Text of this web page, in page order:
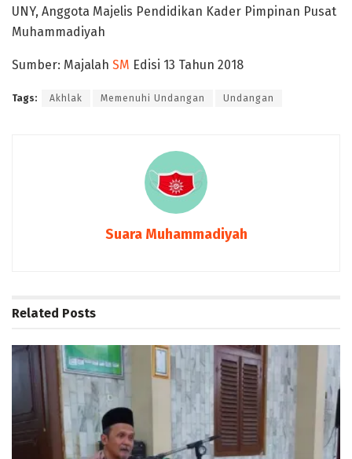
UNY, Anggota Majelis Pendidikan Kader Pimpinan Pusat
Muhammadiyah
Sumber: Majalah SM Edisi 13 Tahun 2018
Tags: Akhlak Memenuhi Undangan Undangan
Suara Muhammadiyah
Related Posts